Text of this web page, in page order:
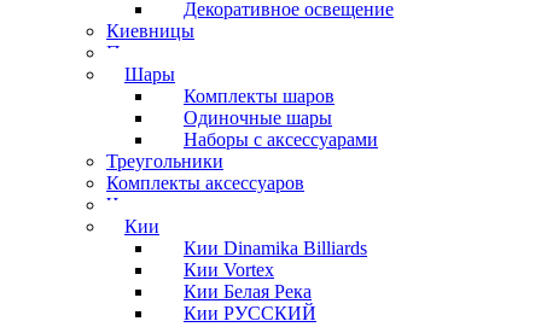
Декоративное освещение
Киевницы
Полочки
Шары
Комплекты шаров
Одиночные шары
Наборы с аксессуарами
Треугольники
Комплекты аксессуаров
Часы
Кии
Кии Dinamika Billiards
Кии Vortex
Кии Белая Река
Кии РУССКИЙ